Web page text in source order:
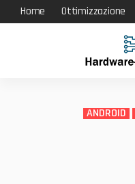
Home Ottimizzazione
ANDROID